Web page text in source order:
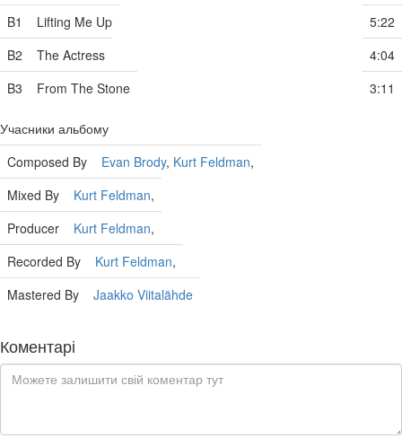
B1
Lifting Me Up
5:22
B2
The Actress
4:04
B3
From The Stone 3:11
Учасники альбому
Composed By
Evan Brody, Kurt Feldman,
Mixed By
Kurt Feldman,
Producer
Kurt Feldman,
Recorded By
Kurt Feldman,
Mastered By
Jaakko Viitalähde
Коментарі